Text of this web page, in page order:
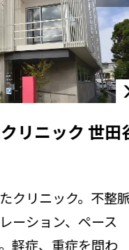
ニック 世田谷
ニック。不整脈
ョン、ペース
、重症を問わ